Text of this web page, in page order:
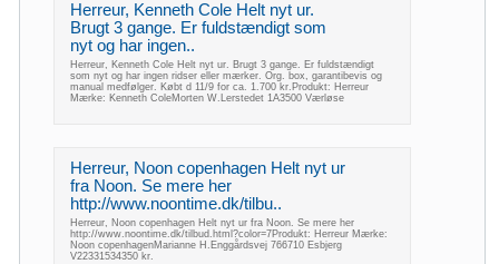
Herreur, Kenneth Cole Helt nyt ur.
Brugt 3 gange. Er fuldstændigt som
nyt og har ingen..
Herreur, Kenneth Cole Helt nyt ur. Brugt 3 gange. Er fuldstændigt
som nyt og har ingen ridser eller mærker. Org. box, garantibevis og
manual medfølger. Købt d 11/9 for ca. 1.700 kr.Produkt: Herreur
Mærke: Kenneth ColeMorten W.Lerstedet 1A3500 Værløse
Herreur, Noon copenhagen Helt nyt ur
fra Noon. Se mere her
http://www.noontime.dk/tilbu..
Herreur, Noon copenhagen Helt nyt ur fra Noon. Se mere her
http://www.noontime.dk/tilbud.html?color=7Produkt: Herreur Mærke:
Noon copenhagenMarianne H.Enggårdsvej 766710 Esbjerg
V22331534350 kr.